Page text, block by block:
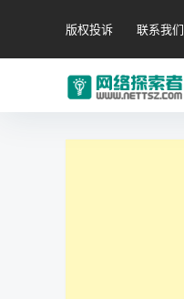
版权投诉 联系我们